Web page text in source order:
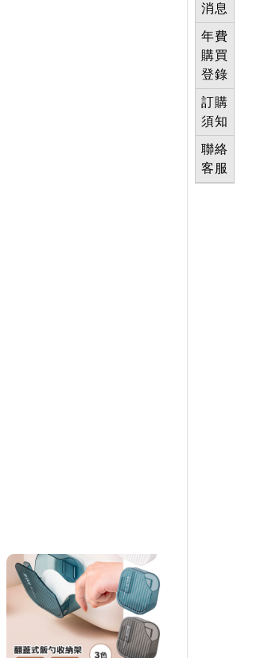
消息
年費
購買
登錄
訂購
須知
聯絡
客服